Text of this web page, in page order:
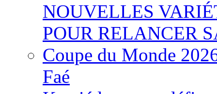
NOUVELLES
POUR RELANCER
Coupe du Monde
Faé